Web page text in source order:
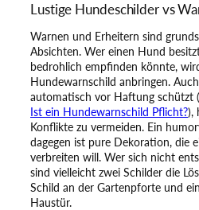
Lustige Hundeschilder vs
Warnen und Erheitern sind
Absichten. Wer einen Hund
bedrohlich empfinden könnte,
Hundewarnschild anbringen.
automatisch vor Haftung schützt
Ist ein Hundewarnschild Pflicht?),
Konflikte zu vermeiden. Ein
dagegen ist pure Dekoration, die
verbreiten will. Wer sich nicht
sind vielleicht zwei Schilder die
Schild an der Gartenpforte und
Haustür.